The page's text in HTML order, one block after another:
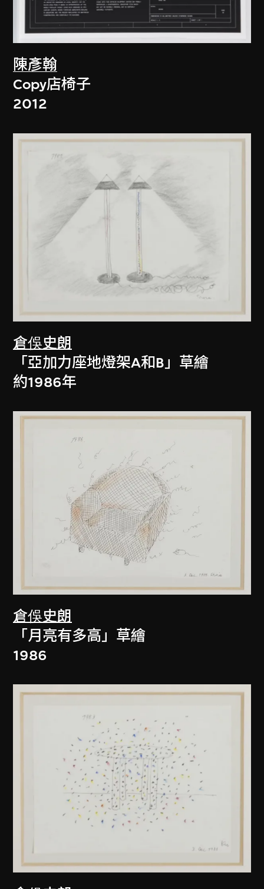
陳彥翰
Copy店椅子
2012
倉俁史朗
「亞加力座地燈架A和B」草繪
約1986年
倉俁史朗
「月亮有多高」草繪
1986